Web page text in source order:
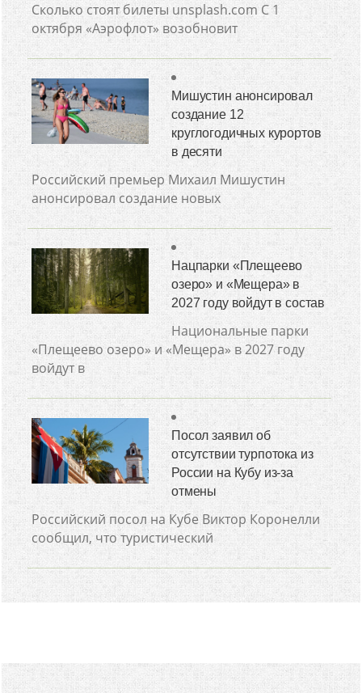
Сколько стоят билеты unsplash.com С 1
октября «Аэрофлот» возобновит
Мишустин анонсировал
создание 12
круглогодичных курортов
в десяти
Российский премьер Михаил Мишустин
анонсировал создание новых
Нацпарки «Плещеево
озеро» и «Мещера» в
2027 году войдут в состав
Национальные парки
«Плещеево озеро» и «Мещера» в 2027 году
войдут в
Посол заявил об
отсутствии турпотока из
России на Кубу из-за
отмены
Российский посол на Кубе Виктор Коронелли
сообщил, что туристический